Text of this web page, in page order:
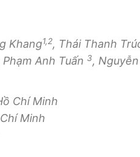
Khang1,2, Thái Thanh
Phạm Anh Tuấn 3,
Chí Minh
Minh